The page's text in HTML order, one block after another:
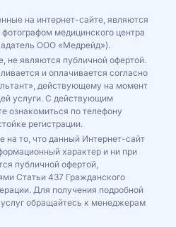
на интернет-сайте, являются
медицинского центра
ООО «Медрейд»).
не являются публичной офертой.
и оплачивается согласно
действующему на момент
услуги. С действующим
ознакомиться по телефону
регистрации.
то, что данный Интернет-сайт
характер и ни при
публичной офертой,
Статьи 437 Гражданского
Для получения подробной
обращайтесь к менеджерам